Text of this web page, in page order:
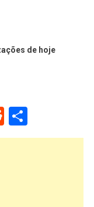
de hoje
Reddit
Share